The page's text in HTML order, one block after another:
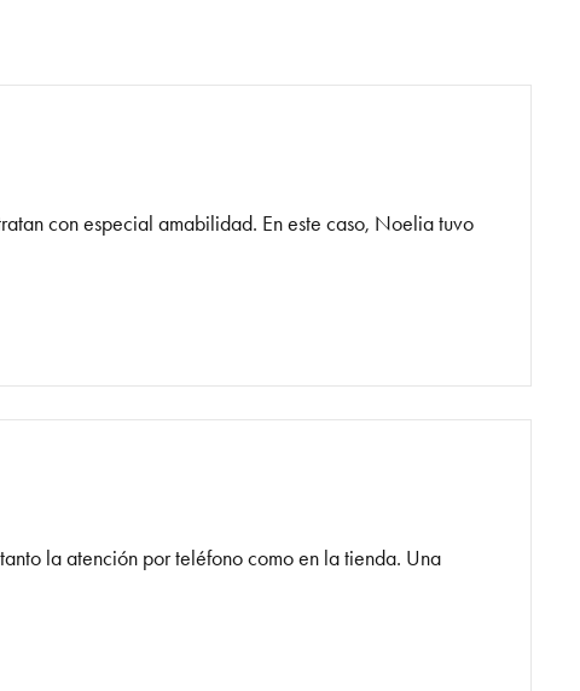
con especial amabilidad. En este caso, Noelia tuvo
la atención por teléfono como en la tienda. Una